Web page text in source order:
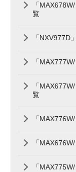
「
覧
「NXV977D
「
「
覧
「
「
「